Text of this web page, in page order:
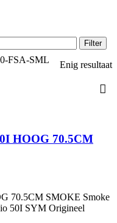
Filter
FSA-SML Enig resultaat
HOOG 70.5CM
70.5CM SMOKE Smoke
50I SYM Origineel